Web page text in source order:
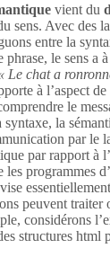
vient du
sens. Avec des
entre la
phrase, le sens a
Le chat a
à l’aspect
le
la
par le
par rapport à
programmes
peuvent traiter
considérons
structures html